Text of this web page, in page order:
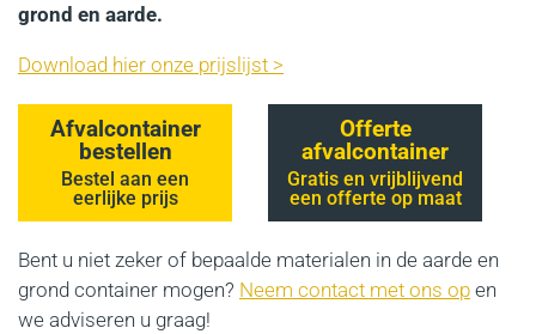
grond en aarde.
Download hier onze prijslijst >
Afvalcontainer
bestellen
Bestel aan een
eerlijke prijs
Offerte
afvalcontainer
Gratis en vrijblijvend
een offerte op maat
Bent u niet zeker of bepaalde materialen in de aarde en
grond container mogen? Neem contact met ons op en
we adviseren u graag!